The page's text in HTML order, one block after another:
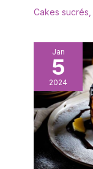
Cakes sucrés
Jan
5
2024